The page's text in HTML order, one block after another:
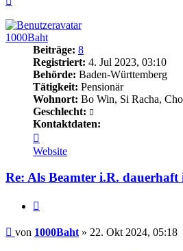
1000Baht
Beiträge: 8
Registriert: 4. Jul 2023, 03:10
Behörde: Baden-Württemberg
Tätigkeit: Pensionär
Wohnort: Bo Win, Si Racha,
Geschlecht:
Kontaktdaten:
von
1000Baht
Website
Re: Als Beamter i.R. dauerhaft
Beitrag
von 1000Baht » 22. Okt 2024, 05:18